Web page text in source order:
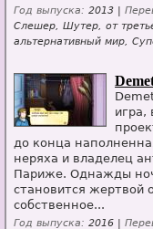
Год выпуска: 2013 |
Слешер, Шутер, от
альтернативный мир,
игра,
до конца
неряха и владелец
Париже. Однажды
становится жертвой
собственное...
Год выпуска: 2016 |